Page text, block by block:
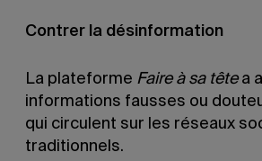
Contrer la désinformation
La plateforme Faire à sa têtea
informations fausses ou
qui circulent sur les réseaux
traditionnels.